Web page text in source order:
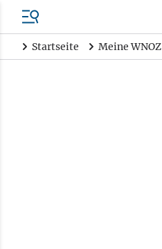
Startseite Meine WNOZ